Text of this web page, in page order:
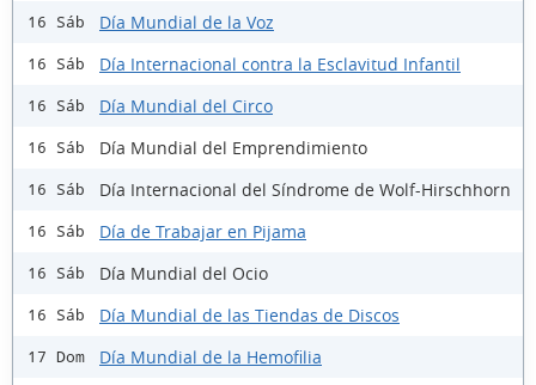
16 Sáb Día Mundial de la Voz
16 Sáb Día Internacional contra la Esclavitud Infantil
16 Sáb Día Mundial del Circo
16 Sáb Día Mundial del Emprendimiento
16 Sáb Día Internacional del Síndrome de Wolf-Hirschhorn
16 Sáb Día de Trabajar en Pijama
16 Sáb Día Mundial del Ocio
16 Sáb Día Mundial de las Tiendas de Discos
17 Dom Día Mundial de la Hemofilia